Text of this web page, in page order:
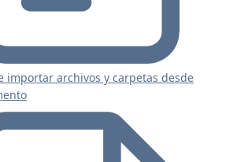
importar archivos y carpetas desde